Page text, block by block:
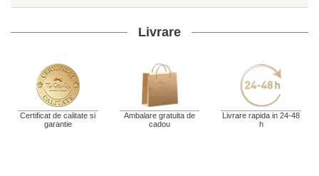
Livrare
Certificat de calitate si
garantie
Ambalare gratuita de
cadou
Livrare rapida in 24-48
h